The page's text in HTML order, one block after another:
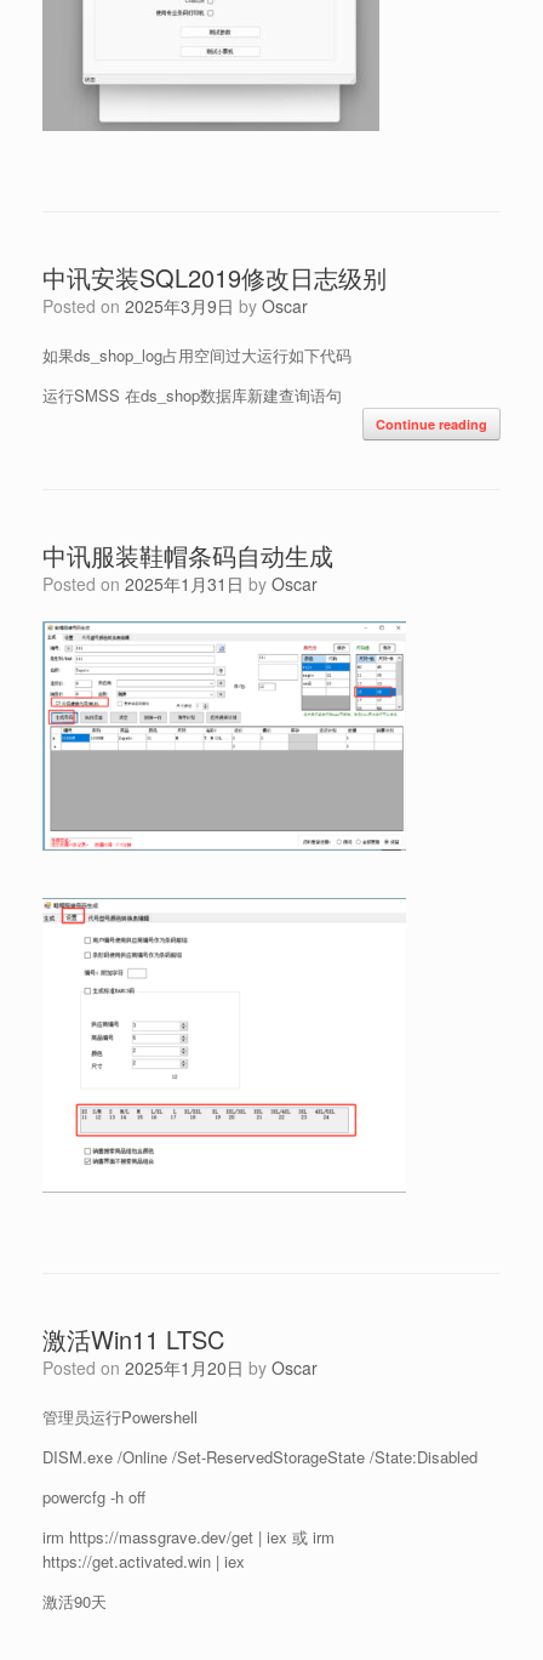
中讯安装SQL2019修改日志级别
Posted on 2025年3月9日 by Oscar
如果ds_shop_log占用空间过大运行如下代码
运行SMSS 在ds_shop数据库新建查询语句
Continue reading
中讯服装鞋帽条码自动生成
Posted on 2025年1月31日 by Oscar
激活Win11 LTSC
Posted on 2025年1月20日 by Oscar
管理员运行Powershell
DISM.exe /Online /Set-ReservedStorageState /State:Disabled
powercfg -h off
irm https://massgrave.dev/get | iex 或 irm
https://get.activated.win | iex
激活90天